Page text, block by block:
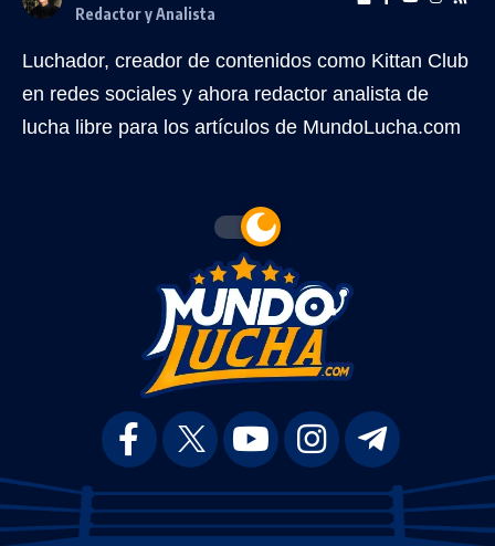
Redactor y Analista
Luchador, creador de contenidos como Kittan Club
en redes sociales y ahora redactor analista de
lucha libre para los artículos de MundoLucha.com